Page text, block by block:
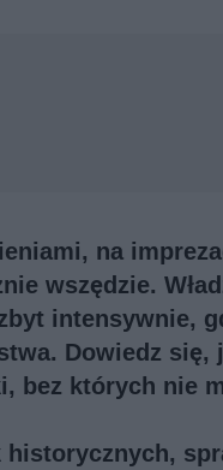
na
wszędzie.
intensywnie,
Dowiedz się,
bez których nie